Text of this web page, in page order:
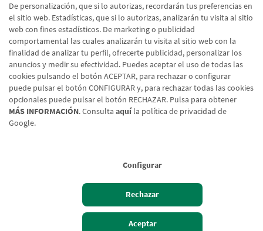
De personalización, que si lo autorizas, recordarán tus preferencias en
el sitio web. Estadísticas, que si lo autorizas, analizarán tu visita al sitio
web con fines estadísticos. De marketing o publicidad
comportamental las cuales analizarán tu visita al sitio web con la
finalidad de analizar tu perfil, ofrecerte publicidad, personalizar los
anuncios y medir su efectividad. Puedes aceptar el uso de todas las
cookies pulsando el botón ACEPTAR, para rechazar o configurar
puede pulsar el botón CONFIGURAR y, para rechazar todas las cookies
opcionales puede pulsar el botón RECHAZAR. Pulsa para obtener
MÁS INFORMACIÓN. Consulta aquíla política de privacidad de
Google.
Configurar
Rechazar
Aceptar
Hazte cliente Acceso cliente
Aviso legal